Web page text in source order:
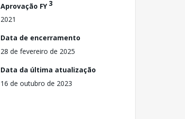
Aprovação FY3
2021
Data de encerramento
28 de fevereiro de 2025
Data da última atualização
16 de outubro de 2023